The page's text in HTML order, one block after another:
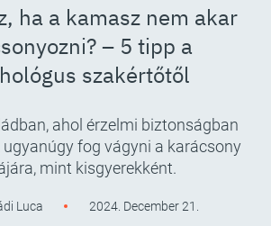
ha a kamasz nem akar
– 5 tipp a
szakértőtől
ahol érzelmi biztonságban
fog vágyni a karácsony
mint kisgyerekként.
Luca 2024. December 21.